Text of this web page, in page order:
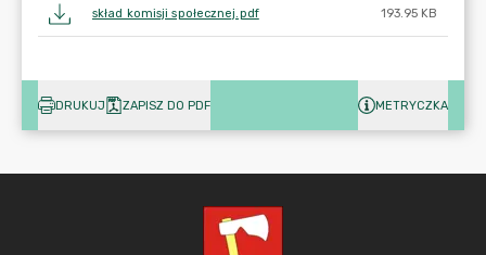
skład komisji społecznej.pdf 193.95 KB
DRUKUJ ZAPISZ DO PDF METRYCZKA